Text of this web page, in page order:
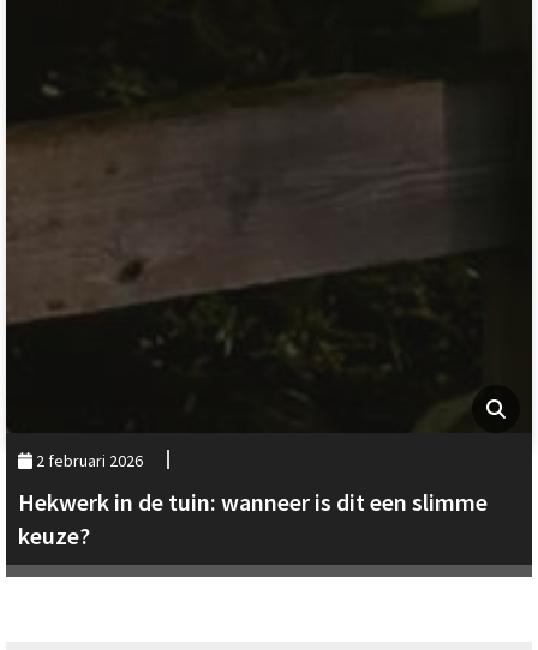
2 februari 2026
Hekwerk in de tuin: wanneer is dit een slimme
keuze?